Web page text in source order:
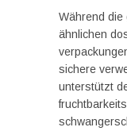
Während die
ähnlichen
sichere
unterstützt